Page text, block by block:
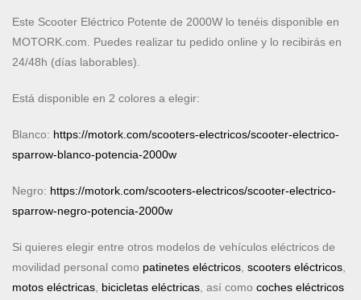
Este Scooter Eléctrico Potente de 2000W lo tenéis disponible en
MOTORK.com. Puedes realizar tu pedido online y lo recibirás en
24/48h (días laborables).
Está disponible en 2 colores a elegir:
Blanco: https://motork.com/scooters-electricos/scooter-electrico-
sparrow-blanco-potencia-2000w
Negro: https://motork.com/scooters-electricos/scooter-electrico-
sparrow-negro-potencia-2000w
Si quieres elegir entre otros modelos de vehículos eléctricos de
movilidad personal como patinetes eléctricos, scooters eléctricos,
motos eléctricas, bicicletas eléctricas, así como coches eléctricos